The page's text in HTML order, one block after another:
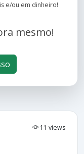
e/ou em dinheiro!
mesmo!
11 views